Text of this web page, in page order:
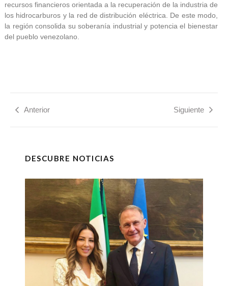
recursos financieros orientada a la recuperación de la industria de
los hidrocarburos y la red de distribución eléctrica. De este modo,
la región consolida su soberanía industrial y potencia el bienestar
del pueblo venezolano.
Anterior Siguiente
DESCUBRE NOTICIAS